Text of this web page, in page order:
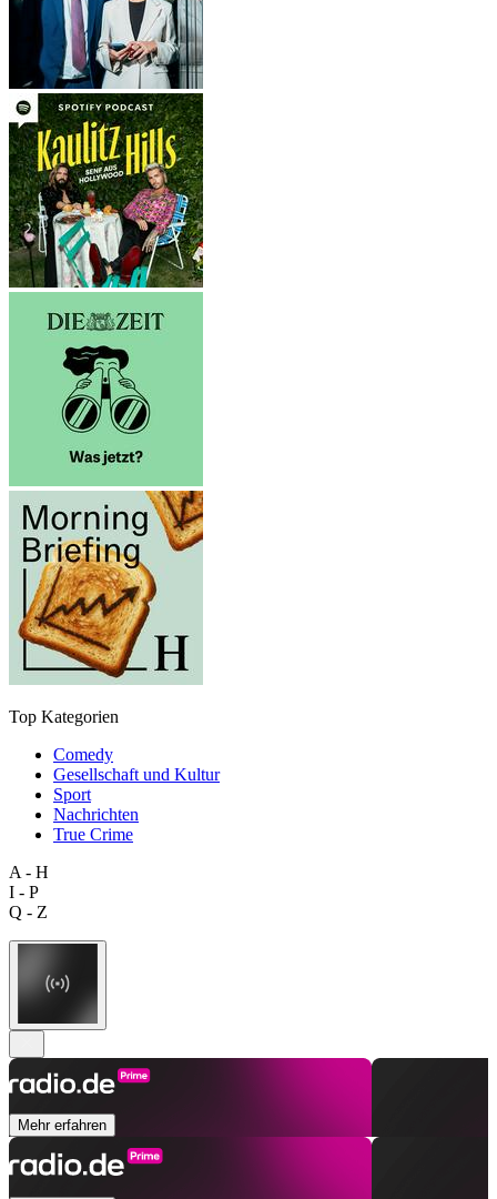
Top Kategorien
Comedy
Gesellschaft und Kultur
Sport
Nachrichten
True Crime
A - H
I - P
Q - Z
Mehr erfahren